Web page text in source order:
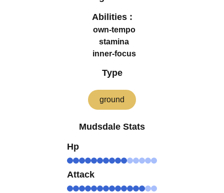
Abilities :
own-tempo
stamina
inner-focus
Type
ground
Mudsdale Stats
Hp
Attack